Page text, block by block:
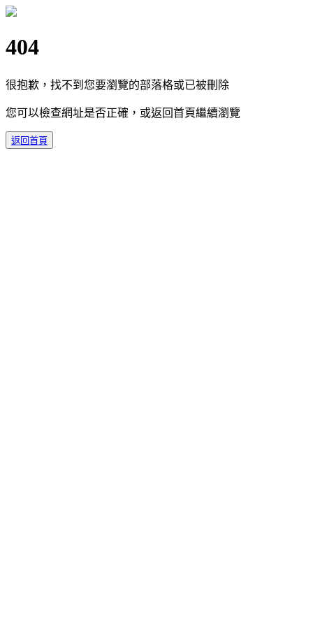
404
很抱歉，找不到您要瀏覽的部落格或已被刪除
您可以檢查網址是否正確，或返回首頁繼續瀏覽
返回首頁